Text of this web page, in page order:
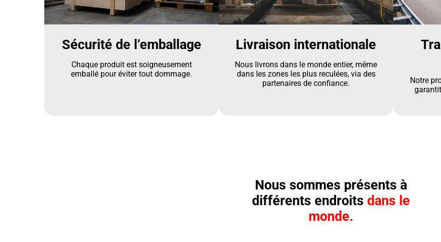
Sécurité de l’emballage
Chaque produit est soigneusement
emballé pour éviter tout dommage.
Livraison internationale
Nous livrons dans le monde entier, même
dans les zones les plus reculées, via des
partenaires de confiance.
Notre
Nous sommes présents à
différents endroits dans le
monde.